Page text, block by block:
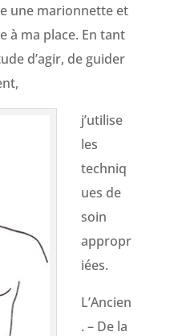
une marionnette et
à ma place. En tant
d’agir, de guider
j’utilise
les
techniq
ues de
soin
appropr
iées.
L’Ancien
. – De la